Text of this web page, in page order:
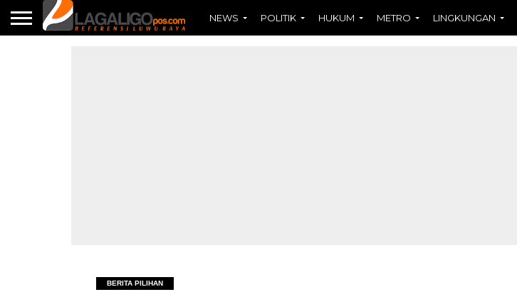
NEWS POLITIK HUKUM METRO LINGKUNGAN
BERITA PILIHAN